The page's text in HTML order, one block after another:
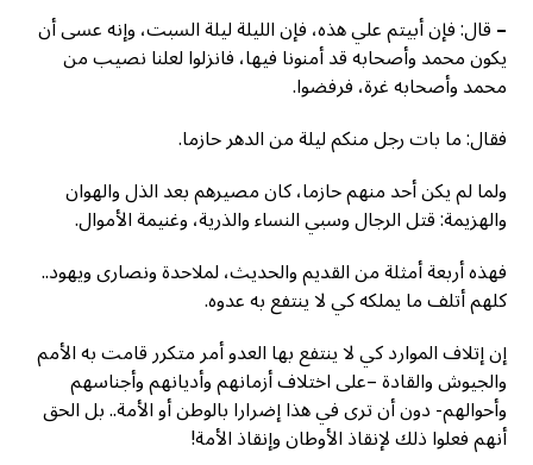
–قال: فإن أبيتم علي هذه، فإن الليلة ليلة السبت، وإنه عسى أن
يكون محمد وأصحابه قد أمنونا فيها، فانزلوا لعلنا نصيب من
محمد وأصحابه غرة، فرفضوا.
فقال: ما بات رجل منكم ليلة من الدهر حازما.
ولما لم يكن أحد منهم حازما، كان مصيرهم بعد الذل والهوان
والهزيمة: قتل الرجال وسبي النساء والذرية، وغنيمة الأموال.
فهذه أربعة أمثلة من القديم والحديث، لملاحدة ونصارى ويهود..
كلهم أتلف ما يملكه كي لا ينتفع به عدوه.
إن إتلاف الموارد كي لا ينتفع بها العدو أمر متكرر قامت به الأمم
والجيوش والقادة –على اختلاف أزمانهم وأديانهم وأجناسهم
وأحوالهم- دون أن ترى في هذا إضرارا بالوطن أو الأمة.. بل الحق
أنهم فعلوا ذلك لإنقاذ الأوطان وإنقاذ الأمة!